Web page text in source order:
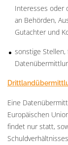
Interesses oder
an Behörden,
Gutachter und
sonstige Stellen,
Eine
Europäischen
findet nur statt,